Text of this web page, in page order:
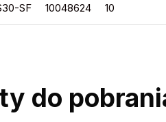
SF 10048624 10
do